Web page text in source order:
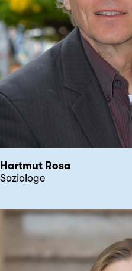
Hartmut Rosa
Soziologe